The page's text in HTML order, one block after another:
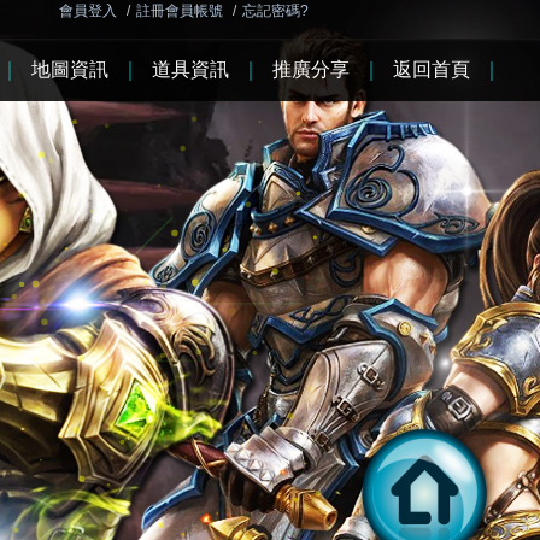
會員登入 / 註冊會員帳號 / 忘記密碼?